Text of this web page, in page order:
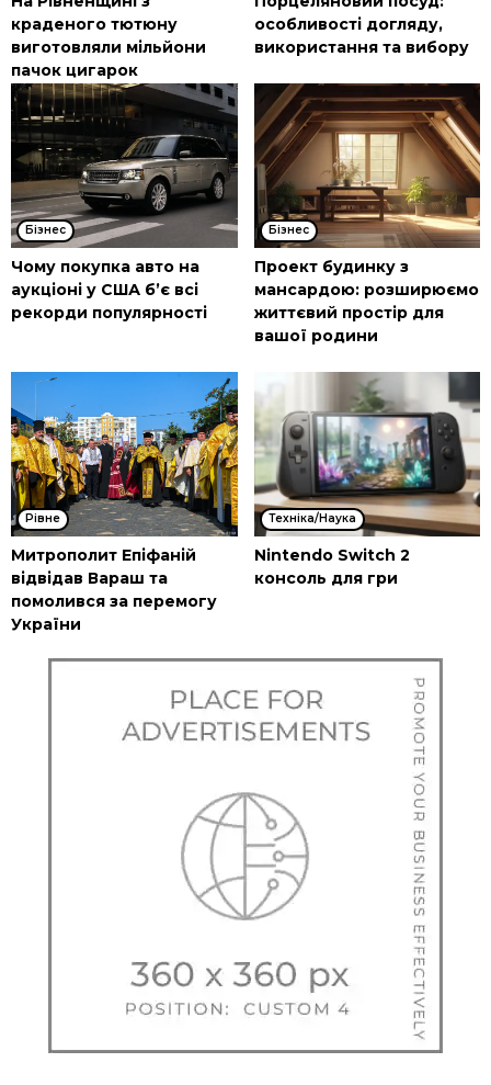
краденого тютюну
виготовляли мільйони
пачок цигарок
особливості догляду,
використання та вибору
Бізнес
Чому покупка авто на
аукціоні у США б’є всі
рекорди популярності
Бізнес
Проект будинку з
мансардою: розширюємо
життєвий простір для
вашої родини
Рівне
Митрополит Епіфаній
відвідав Вараш та
помолився за перемогу
України
Техніка/Наука
Nintendo Switch 2
консоль для гри